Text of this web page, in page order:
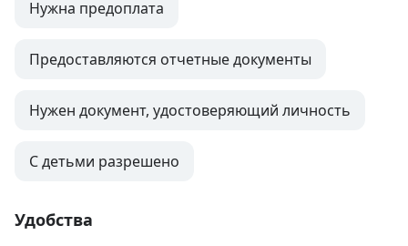
Нужна предоплата
Предоставляются отчетные документы
Нужен документ, удостоверяющий личность
С детьми разрешено
Удобства